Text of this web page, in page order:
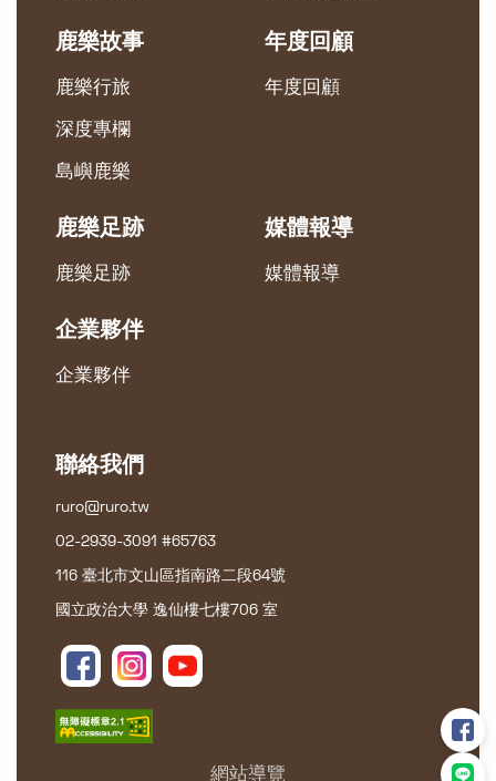
鹿樂故事
鹿樂行旅
深度專欄
島嶼鹿樂
年度回顧
年度回顧
鹿樂足跡
鹿樂足跡
媒體報導
媒體報導
企業夥伴
企業夥伴
聯絡我們
ruro@ruro.tw
02-2939-3091 #65763
116 臺北市文山區指南路二段64號
國立政治大學 逸仙樓七樓706 室
網站導覽